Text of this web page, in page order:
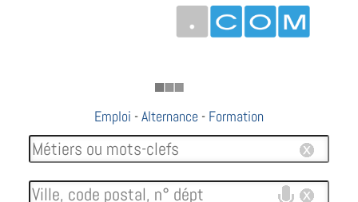
183
Emploi -Alternance - Formation